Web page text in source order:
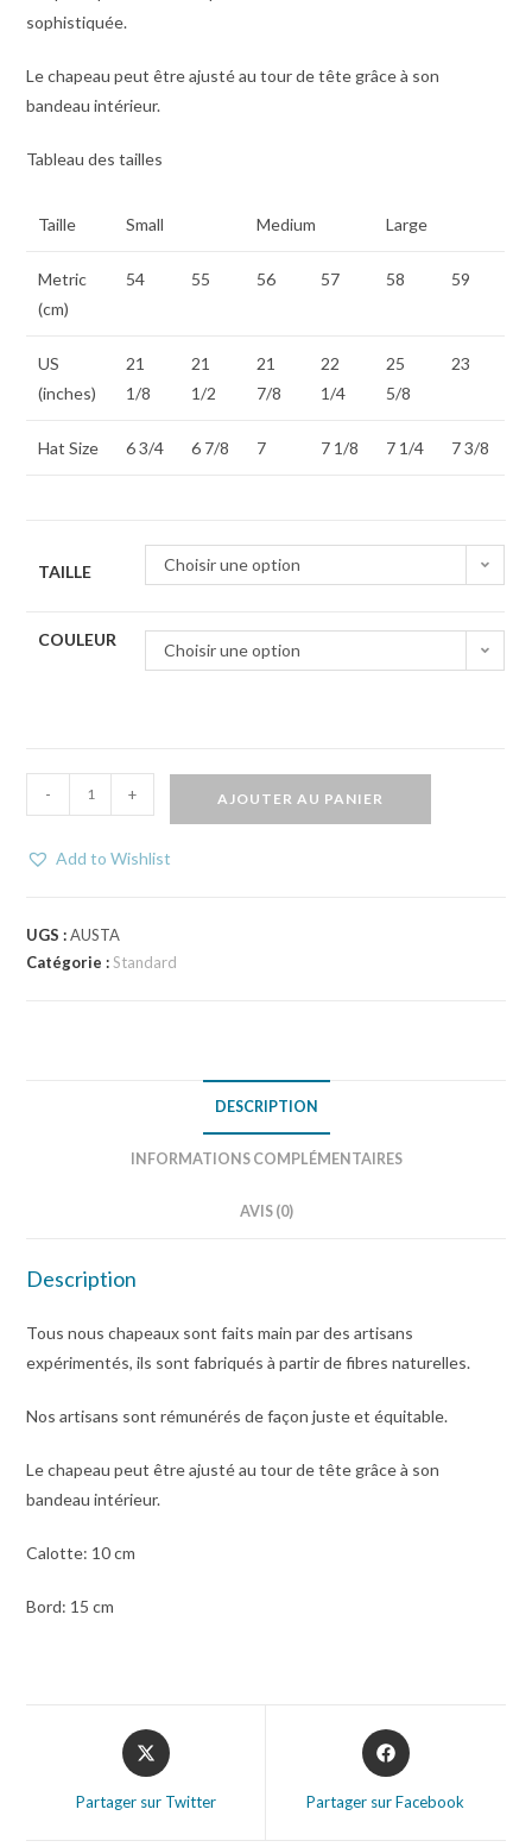
sophistiquée.
Le chapeau peut être ajusté au tour de tête grâce à son
bandeau intérieur.
Tableau des tailles
Taille Small Medium Large
Metric
(cm)
54 55 56 57 58 59
US
(inches)
21
1/8
21
1/2
21
7/8
22
1/4
25
5/8
23
Hat Size 6 3/4 6 7/8 7 7 1/8 7 1/4 7 3/8
TAILLE Choisir une option
COULEUR
Choisir une option
- + AJOUTER AU PANIER
Add to Wishlist
UGS :AUSTA
Catégorie :Standard
DESCRIPTION
INFORMATIONS COMPLÉMENTAIRES
AVIS (0)
Description
Tous nous chapeaux sont faits main par des artisans
expérimentés, ils sont fabriqués à partir de fibres naturelles.
Nos artisans sont rémunérés de façon juste et équitable.
Le chapeau peut être ajusté au tour de tête grâce à son
bandeau intérieur.
Calotte: 10 cm
Bord: 15 cm
Partager sur Twitter Partager sur Facebook